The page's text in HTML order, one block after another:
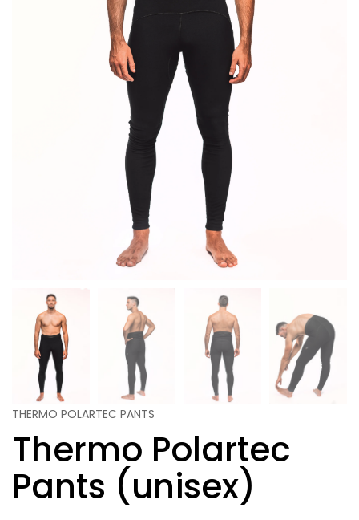
THERMO POLARTEC PANTS
Thermo Polartec
Pants (unisex)